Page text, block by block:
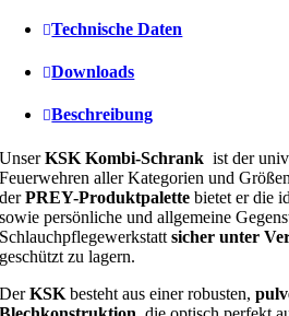
Technische Daten
Downloads
Beschreibung
UnserKSK Kombi-Schrank ist der
Feuerwehren aller Kategorien und
derPREY-Produktpalette bietet er die
sowie persönliche und allgemeine
Schlauchpflegewerkstattsicher unter
geschützt zu lagern.
DerKSK besteht aus einer robusten,